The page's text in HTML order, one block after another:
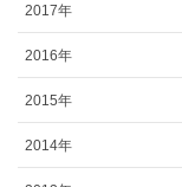
2017年
2016年
2015年
2014年